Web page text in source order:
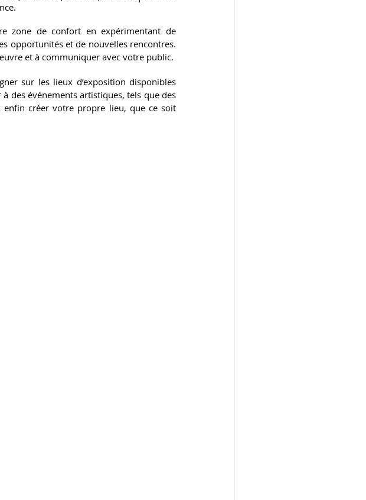
zone de confort en expérimentant de
opportunités et de nouvelles rencontres.
et à communiquer avec votre public.
sur les lieux d’exposition disponibles
des événements artistiques, tels que des
enfin créer votre propre lieu, que ce soit